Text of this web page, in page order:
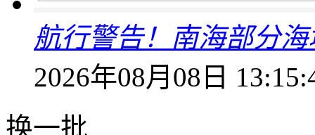
航行警告！南海部分
2026年08月08日
换一批